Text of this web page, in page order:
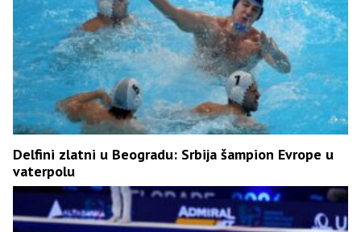
Delfini zlatni u Beogradu: Srbija šampion Evrope u
vaterpolu